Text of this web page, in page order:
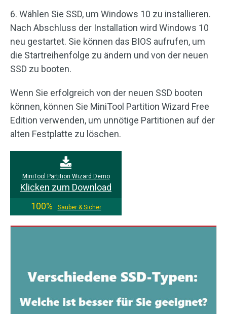
6. Wählen Sie SSD, um Windows 10 zu installieren.
Nach Abschluss der Installation wird Windows 10
neu gestartet. Sie können das BIOS aufrufen, um
die Startreihenfolge zu ändern und von der neuen
SSD zu booten.
Wenn Sie erfolgreich von der neuen SSD booten
können, können Sie MiniTool Partition Wizard Free
Edition verwenden, um unnötige Partitionen auf der
alten Festplatte zu löschen.
MiniTool Partition Wizard Demo
Klicken zum Download
100%
Sauber & Sicher